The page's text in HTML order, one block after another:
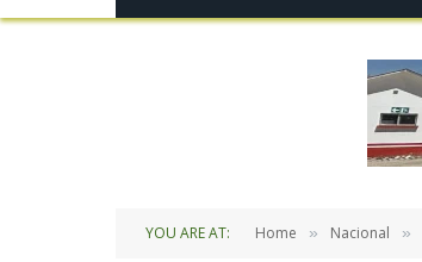
YOU ARE AT: Home » Nacional »